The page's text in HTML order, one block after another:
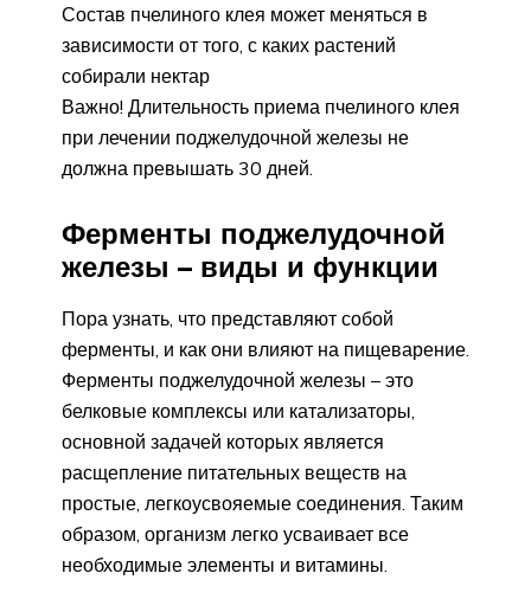
Состав пчелиного клея может меняться в
зависимости от того, с каких растений
собирали нектар
Важно! Длительность приема пчелиного клея
при лечении поджелудочной железы не
должна превышать 30 дней.
Ферменты поджелудочной
железы – виды и функции
Пора узнать, что представляют собой
ферменты, и как они влияют на пищеварение.
Ферменты поджелудочной железы – это
белковые комплексы или катализаторы,
основной задачей которых является
расщепление питательных веществ на
простые, легкоусвояемые соединения. Таким
образом, организм легко усваивает все
необходимые элементы и витамины.